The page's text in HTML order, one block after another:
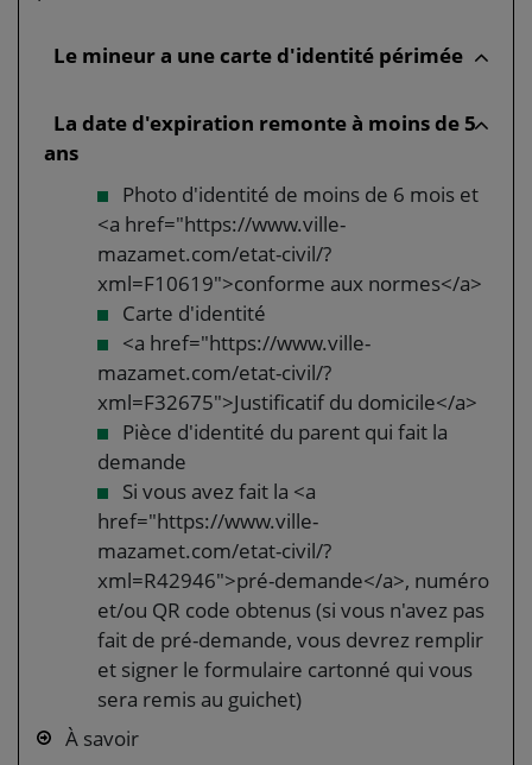
Le mineur a une carte d'identité périmée
La date d'expiration remonte à moins de 5
ans
Photo d'identité de moins de 6 mois et
<a href="https://www.ville-
mazamet.com/etat-civil/?
xml=F10619">conforme aux normes</a>
Carte d'identité
<a href="https://www.ville-
mazamet.com/etat-civil/?
xml=F32675">Justificatif du domicile</a>
Pièce d'identité du parent qui fait la
demande
Si vous avez fait la <a
href="https://www.ville-
mazamet.com/etat-civil/?
xml=R42946">pré-demande</a>, numéro
et/ou QR code obtenus (si vous n'avez pas
fait de pré-demande, vous devrez remplir
et signer le formulaire cartonné qui vous
sera remis au guichet)
À savoir